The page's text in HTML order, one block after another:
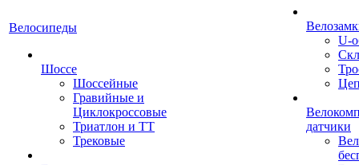
Велосипеды
Шоссе
Шоссейные
Гравийные и
Циклокроссовые
Триатлон и ТТ
Трековые
U-
датчики